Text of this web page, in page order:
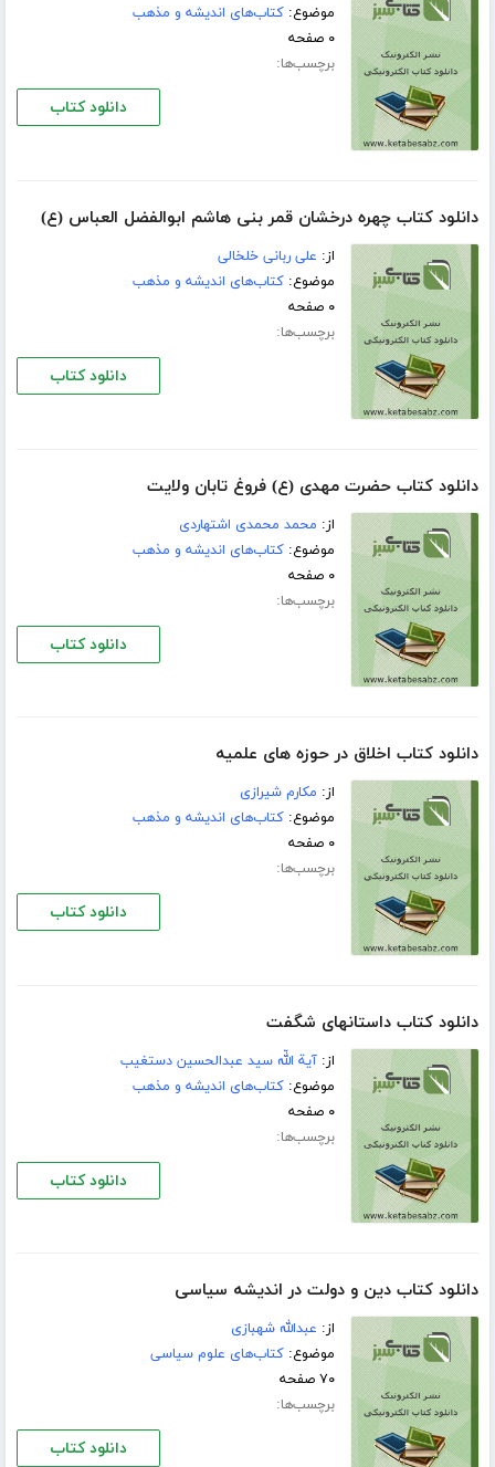
موضوع:کتاب‌های اندیشه و مذهب
۰ صفحه
برچسب‌ها:
دانلود کتاب
دانلود کتاب چهره درخشان قمر بنى هاشم ابوالفضل العباس (ع)
از: على ربانى خلخالى
موضوع:کتاب‌های اندیشه و مذهب
۰ صفحه
برچسب‌ها:
دانلود کتاب
دانلود کتاب حضرت مهدى (ع) فروغ تابان ولایت
از: محمد محمدى اشتهاردى
موضوع:کتاب‌های اندیشه و مذهب
۰ صفحه
برچسب‌ها:
دانلود کتاب
دانلود کتاب اخلاق در حوزه هاى علمیه
از: مکارم شیرازی
موضوع:کتاب‌های اندیشه و مذهب
۰ صفحه
برچسب‌ها:
دانلود کتاب
دانلود کتاب داستانهاى شگفت
از:آیة اللّه سید عبدالحسین دستغیب
موضوع:کتاب‌های اندیشه و مذهب
۰ صفحه
برچسب‌ها:
دانلود کتاب
دانلود کتاب دین و دولت در اندیشه سیاسی
از: عبدالله شهبازی
موضوع:کتاب‌های علوم سیاسی
۷۰ صفحه
برچسب‌ها:
دانلود کتاب